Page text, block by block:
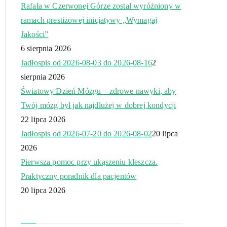
Rafała w Czerwonej Górze został wyróżniony w
ramach prestiżowej inicjatywy „Wymagaj
Jakości”
6 sierpnia 2026
Jadłospis od 2026-08-03 do 2026-08-162
sierpnia 2026
Światowy Dzień Mózgu – zdrowe nawyki, aby
Twój mózg był jak najdłużej w dobrej kondycji
22 lipca 2026
Jadłospis od 2026-07-20 do 2026-08-0220 lipca
2026
Pierwsza pomoc przy ukąszeniu kleszcza.
Praktyczny poradnik dla pacjentów
20 lipca 2026